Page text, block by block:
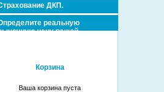
ДКП.
реальную
цену вашей
Корзина
Ваша корзина пуста